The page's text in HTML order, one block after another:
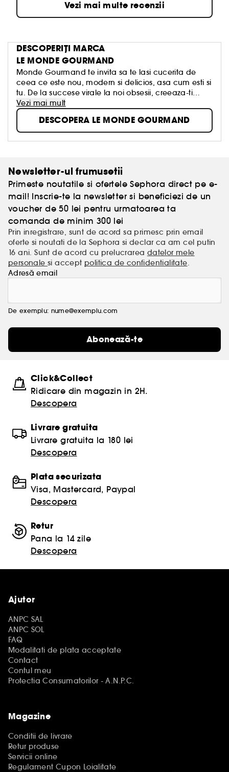
Vezi mai multe recenzii
DESCOPERIȚI MARCA
LE MONDE GOURMAND
Monde Gourmand te invita sa te lasi cucerita de
ceea ce este nou, modern si delicios, asa cum esti si
tu. De la succese virale la noi obsesii, creeaza-ti
propria poveste olfactiva.
Vezi mai mult
DESCOPERA LE MONDE GOURMAND
Newsletter-ul frumusetii
Primeste noutatile si ofertele Sephora direct pe e-
mail! Inscrie-te la newsletter si beneficiezi de un
voucher de 50 lei pentru urmatoarea ta
comanda de minim 300 lei
Prin inregistrare, sunt de acord sa primesc prin email
oferte si noutati de la Sephora si declar ca am cel putin
16 ani. Sunt de acord cu prelucrarea datelor mele
personalesi accept politica de confidentialitate.
Adresă email
De exemplu: nume@exemplu.com
Abonează-te
Click&Collect
Ridicare din magazin in 2H.
Descopera
Livrare gratuita
Livrare gratuita la 180 lei
Descopera
Plata securizata
Visa, Mastercard, Paypal
Descopera
Retur
Pana la 14 zile
Descopera
Ajutor
ANPC SAL
ANPC SOL
FAQ
Modalitati de plata acceptate
Contact
Contul meu
Protectia Consumatorilor - A.N.P.C.
Magazine
Conditii de livrare
Retur produse
Servicii online
Regulament Cupon Loialitate